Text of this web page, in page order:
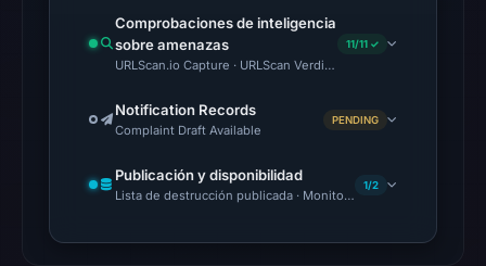
recorded.
The
probe
cloaking
behavior
Comprobaciones de inteligencia
sobre amenazas
URLScan.io Capture · URLScan Verdict · Cloudflare Radar
11/11 ✓
Notification Records
Complaint Draft Available
PENDING
Publicación y disponibilidad
Lista de destrucción publicada · Monitoring Continues
1/2